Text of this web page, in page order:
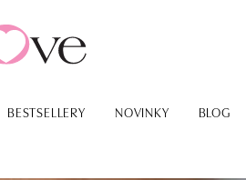
BESTSELLERY NOVINKY BLOG